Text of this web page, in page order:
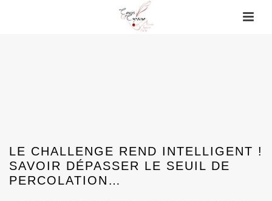
LE CHALLENGE REND INTELLIGENT !
SAVOIR DÉPASSER LE SEUIL DE
PERCOLATION…